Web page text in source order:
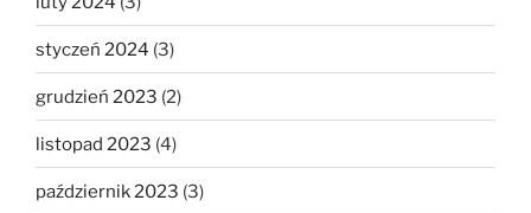
styczeń 2024 (3)
grudzień 2023 (2)
listopad 2023 (4)
październik 2023 (3)